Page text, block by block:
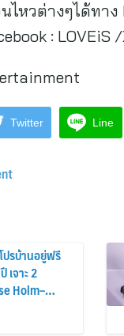
ไหวต่างๆได้ทาง
: LOVEiS
Twitter Line
ปรบ้านอยู่ฟรี
เจาะ 2
Holm–
พร้อม
ถึง 31